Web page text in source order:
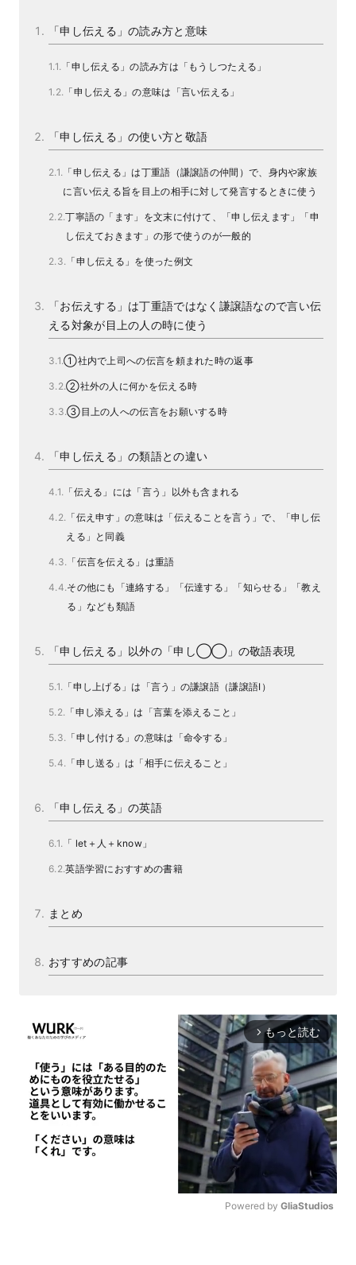
「申し伝える」の読み方と意味
「申し伝える」の読み方は「もうしつたえる」
「申し伝える」の意味は「言い伝える」
「申し伝える」の使い方と敬語
「申し伝える」は丁重語（謙譲語の仲間）で、身内や家族
に言い伝える旨を目上の相手に対して発言するときに使う
丁寧語の「ます」を文末に付けて、「申し伝えます」「申
し伝えておきます」の形で使うのが一般的
「申し伝える」を使った例文
「お伝えする」は丁重語ではなく謙譲語なので言い伝
える対象が目上の人の時に使う
①社内で上司への伝言を頼まれた時の返事
②社外の人に何かを伝える時
③目上の人への伝言をお願いする時
「申し伝える」の類語との違い
「伝える」には「言う」以外も含まれる
「伝え申す」の意味は「伝えることを言う」で、「申し伝
える」と同義
「伝言を伝える」は重語
その他にも「連絡する」「伝達する」「知らせる」「教え
る」なども類語
「申し伝える」以外の「申し◯◯」の敬語表現
「申し上げる」は「言う」の謙譲語（謙譲語I）
「申し添える」は「言葉を添えること」
「申し付ける」の意味は「命令する」
「申し送る」は「相手に伝えること」
「申し伝える」の英語
「 let＋人＋know」
英語学習におすすめの書籍
まとめ
おすすめの記事
arrow_forward_ios もっと読む
Powered by GliaStudios